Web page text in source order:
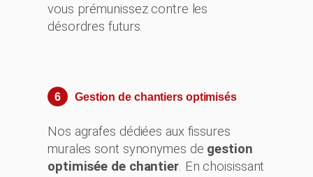
vous prémunissez contre les
désordres futurs.
6 Gestion de chantiers optimisés
Nos agrafes dédiées aux fissures
murales sont synonymes de gestion
optimisée de chantier. En choisissant